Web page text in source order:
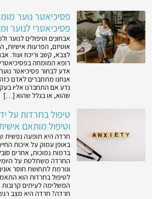
פסיכיאטר נוער
פסיכיאטרי לנוער
אבחונים וטיפולים לנוער
אוטיזם, הפרעות אישיות,
לצבא, קשב וריכוז ועוד.
רופא המומחה
אדע לבחור פסיכיאטר
אנחנו מתחברים לאדם
נדע אם התחברנו אליו
שהוא, או בגלל שהוא […]
טיפול בחרדות על
וטיפול מותאם
חרדה היא תופעה נפשית
באופן עמוק על איכות
ברמות נמוכות, אחרים
החרדה משתלטת על
וגורמת לתחושת חוסר
לטיפול בחרדות הוא
המשלימה לעיתים קרובות
חרדה? חרדה היא מצב